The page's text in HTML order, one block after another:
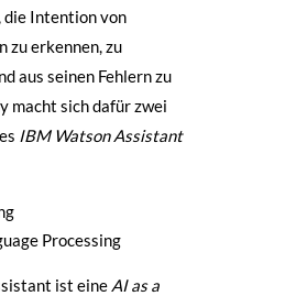
die Intention von
zu erkennen, zu
aus seinen Fehlern zu
macht sich dafür zwei
IBM Watson Assistant
Processing
ist eine AI as a